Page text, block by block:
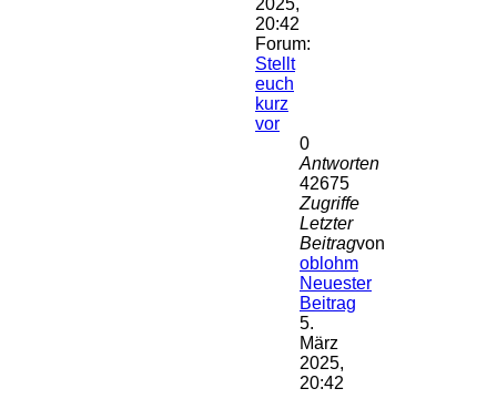
20:42
Forum:
Stellt
euch
kurz
vor
0
Antworten
42675
Zugriffe
Letzter
Beitragvon
oblohm
Neuester
Beitrag
5.
März
2025,
20:42